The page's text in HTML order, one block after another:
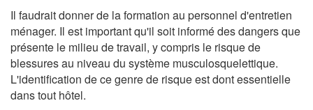
Il faudrait donner de la formation au personnel d'entretien
ménager. Il est important qu'il soit informé des dangers que
présente le milieu de travail, y compris le risque de
blessures au niveau du système musculosquelettique.
L'identification de ce genre de risque est dont essentielle
dans tout hôtel.